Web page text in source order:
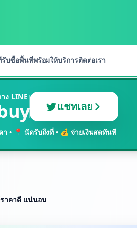
บซื้อพื้นที่พร้อมให้บริการติดต่อเรา
ง LINE
แชทเลย
า • 📍 นัดรับถึงที่ • 💰 จ่ายเงินสดทันที
าคาดี แน่นอน